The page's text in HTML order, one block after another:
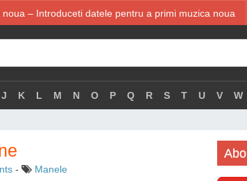
– Introduceti datele pentru a primi muzica noua
J K L M N O P Q R S T U V W
- Manele